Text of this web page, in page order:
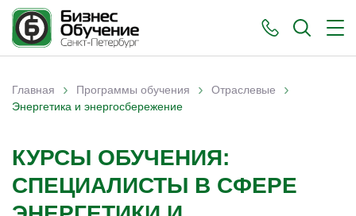
Вы здесь
Главная › Программы обучения › Отраслевые ›
Энергетика и энергосбережение
КУРСЫ ОБУЧЕНИЯ:
СПЕЦИАЛИСТЫ В СФЕРЕ